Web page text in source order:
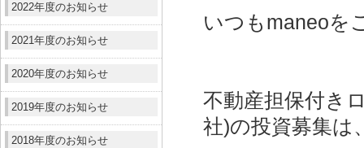
2022年度のお知らせ
2021年度のお知らせ
2020年度のお知らせ
2019年度のお知らせ
2018年度のお知らせ
いつもmaneoを
不動産担保付き
社)の投資募集は